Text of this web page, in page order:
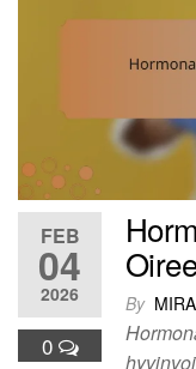
FEB
04
2026
0
By